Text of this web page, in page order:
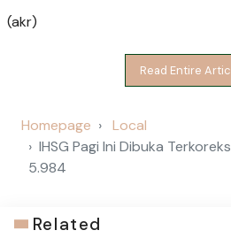
(akr)
Read Entire
Homepage
Local
IHSG Pagi Ini Dibuka
5.984
Related